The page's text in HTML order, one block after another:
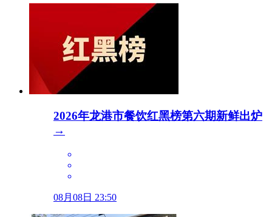
2026年龙港市餐饮红黑榜第六期新鲜出炉
→
08月08日 23:50